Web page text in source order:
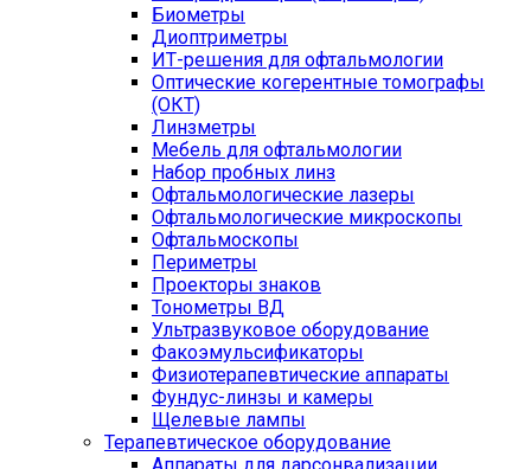
Биометры
Диоптриметры
ИТ-решения для офтальмологии
Оптические когерентные томографы
(ОКТ)
Линзметры
Мебель для офтальмологии
Набор пробных линз
Офтальмологические лазеры
Офтальмологические микроскопы
Офтальмоскопы
Периметры
Проекторы знаков
Тонометры ВД
Ультразвуковое оборудование
Факоэмульсификаторы
Физиотерапевтические аппараты
Фундус-линзы и камеры
Щелевые лампы
Терапевтическое оборудование